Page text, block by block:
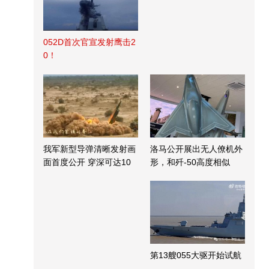
052D首次官宣发射鹰击2
0！
我军新型导弹清晰发射画
面首度公开 穿深可达10
洛马公开展出无人僚机外
形，和歼-50高度相似
第13艘055大驱开始试航